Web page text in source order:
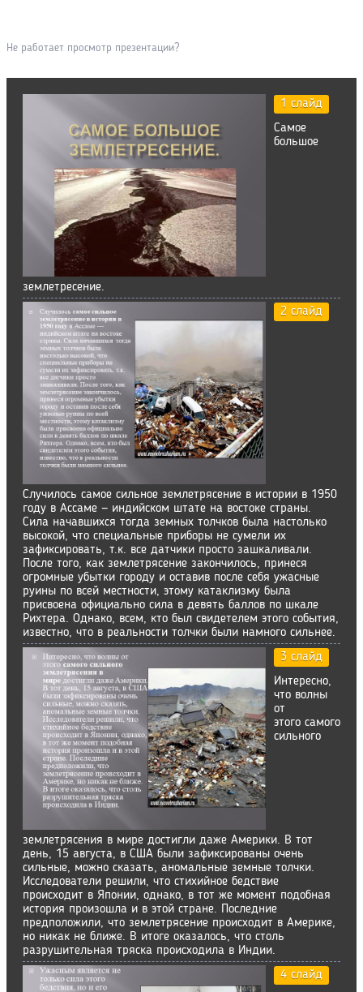
Не работает просмотр презентации?
1 слайд
Самое
большое
землетресение.
2 слайд
Случилось самое сильное землетрясение в истории в 1950
году в Ассаме — индийском штате на востоке страны.
Сила начавшихся тогда земных толчков была настолько
высокой, что специальные приборы не сумели их
зафиксировать, т.к. все датчики просто зашкаливали.
После того, как землетрясение закончилось, принеся
огромные убытки городу и оставив после себя ужасные
руины по всей местности, этому катаклизму была
присвоена официально сила в девять баллов по шкале
Рихтера. Однако, всем, кто был свидетелем этого события,
известно, что в реальности толчки были намного сильнее.
3 слайд
Интересно,
что волны
от
этого самого
сильного
землетрясения в мире достигли даже Америки. В тот
день, 15 августа, в США были зафиксированы очень
сильные, можно сказать, аномальные земные толчки.
Исследователи решили, что стихийное бедствие
происходит в Японии, однако, в тот же момент подобная
история произошла и в этой стране. Последние
предположили, что землетрясение происходит в Америке,
но никак не ближе. В итоге оказалось, что столь
разрушительная тряска происходила в Индии.
4 слайд